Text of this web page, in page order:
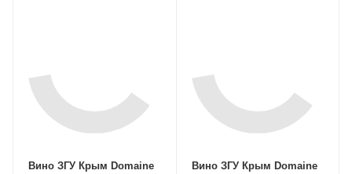
Вино ЗГУ Крым Domaine
Вино ЗГУ Крым Domaine